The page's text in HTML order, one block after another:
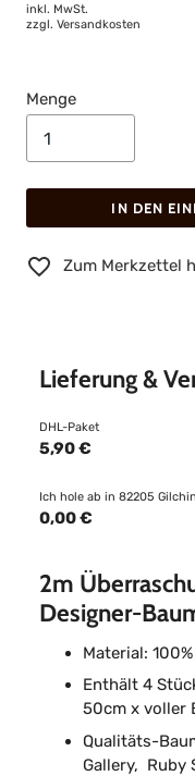
inkl. MwSt.
zzgl. Versandkosten
Menge
IN DEN
Zum Merkzettel
Lieferung &
DHL-Paket
5,90 €
Ich hole ab in 82205
0,00 €
2m
Designer-
Material:
Enthält 4
50cm x voller
Qualitäts-
Gallery, Ruby